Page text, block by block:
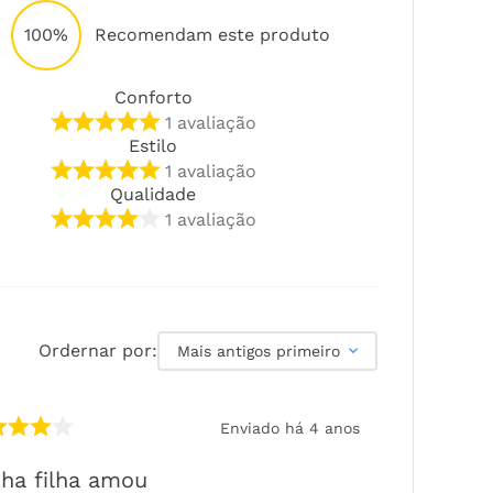
100% Recomendam este produto
Conforto
1 avaliação
Estilo
1 avaliação
Qualidade
1 avaliação
Ordernar por: Mais antigos primeiro
Enviado há 4 anos
filha amou